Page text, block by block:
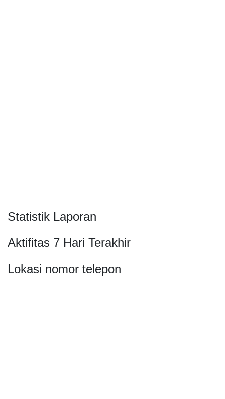
Statistik Laporan
Aktifitas 7 Hari Terakhir
Lokasi nomor telepon